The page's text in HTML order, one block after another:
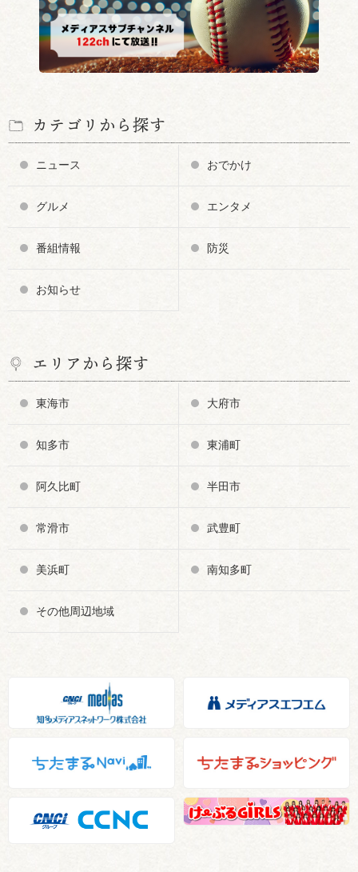
カテゴリから探す
ニュース おでかけ
グルメ エンタメ
番組情報 防災
お知らせ
エリアから探す
東海市 大府市
知多市 東浦町
阿久比町 半田市
常滑市 武豊町
美浜町 南知多町
その他周辺地域